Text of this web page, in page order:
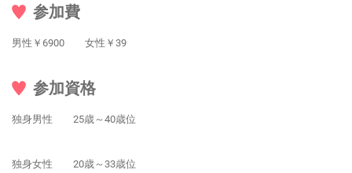
参加費
男性￥6900 女性￥39
参加資格
独身男性 25歳～40歳位
独身女性 20歳～33歳位